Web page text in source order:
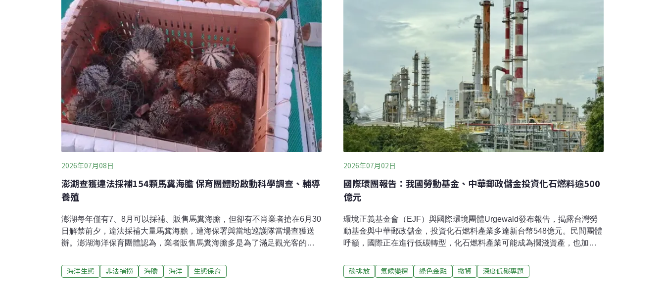
水倒灌，也可能阻礙河川洪水向海宣洩。降下豪雨時，雨水無法及時排
2026年07月08日
澎湖查獲違法採補154顆馬糞海膽 保育團體盼啟動科學調查、輔導
養殖
澎湖每年僅有7、8月可以採補、販售馬糞海膽，但卻有不肖業者搶在6月30
日解禁前夕，違法採補大量馬糞海膽，遭海保署與當地巡護隊當場查獲送
辦。澎湖海洋保育團體認為，業者販售馬糞海膽多是為了滿足觀光客的
調查，並輔導養殖取代野生，邁向全面禁捕。解禁前一天 海保署查獲違法
採捕154顆馬糞海膽每年9月1日至隔年6月30日為澎湖縣政府公告的馬糞海
海洋生態 非法捕撈 海膽 海洋 生態保育
2026年07月02日
國際環團報告：我國勞動基金、中華郵政儲金投資化石燃料逾500
億元
環境正義基金會（EJF）與國際環境團體Urgewald發布報告，揭露台灣勞
動基金與中華郵政儲金，投資化石燃料產業多達新台幣548億元。民間團體
呼籲，國際正在進行低碳轉型，化石燃料產業可能成為擱淺資產，也加劇
政投資化石燃料500多億環境正義基金會（EJF）與國際環境團體Urgewald
合作，昨日共同發表「投資氣候失序」《Investing in Climate Chaos》報
碳排放 氣候變遷 綠色金融 撤資 深度低碳專題